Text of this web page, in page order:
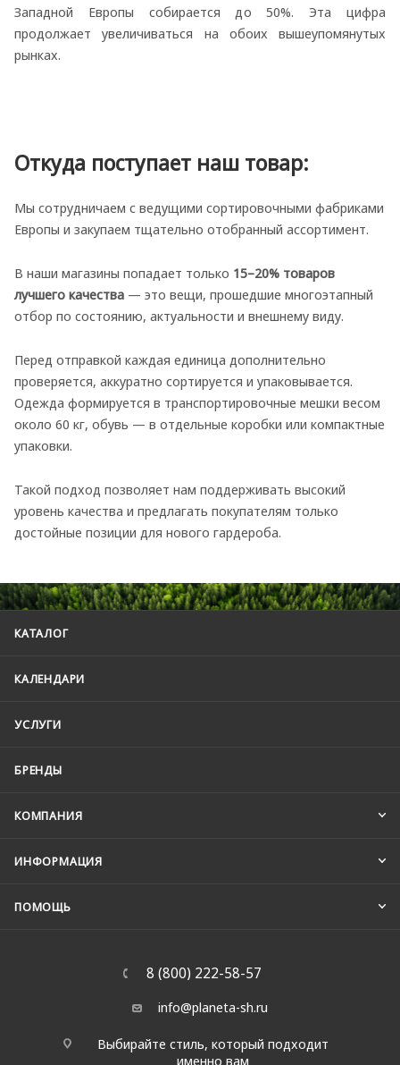
Западной Европы собирается до 50%. Эта цифра
продолжает увеличиваться на обоих вышеупомянутых
рынках.
Откуда поступает наш товар:
Мы сотрудничаем с ведущими сортировочными фабриками
Европы и закупаем тщательно отобранный ассортимент.
В наши магазины попадает только 15–20% товаров
лучшего качества — это вещи, прошедшие многоэтапный
отбор по состоянию, актуальности и внешнему виду.
Перед отправкой каждая единица дополнительно
проверяется, аккуратно сортируется и упаковывается.
Одежда формируется в транспортировочные мешки весом
около 60 кг, обувь — в отдельные коробки или компактные
упаковки.
Такой подход позволяет нам поддерживать высокий
уровень качества и предлагать покупателям только
достойные позиции для нового гардероба.
КАТАЛОГ
КАЛЕНДАРИ
УСЛУГИ
БРЕНДЫ
КОМПАНИЯ
ИНФОРМАЦИЯ
ПОМОЩЬ
8 (800) 222-58-57
info@planeta-sh.ru
Выбирайте стиль, который подходит
именно вам